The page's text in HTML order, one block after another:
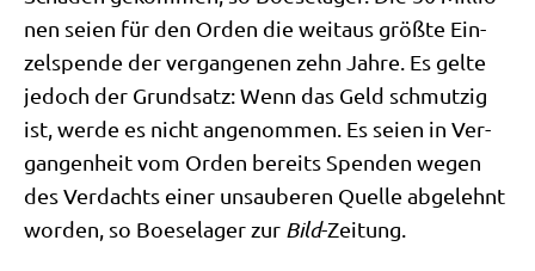
nen sei­en für den Orden die weit­aus größ­te Ein­
zel­spen­de der ver­gan­ge­nen zehn Jah­re. Es gel­te
jedoch der Grund­satz: Wenn das Geld schmut­zig
ist, wer­de es nicht ange­nom­men. Es sei­en in Ver­
gan­gen­heit vom Orden bereits Spen­den wegen
des Ver­dachts einer unsau­be­ren Quel­le abge­lehnt
wor­den, so Boe­se­la­ger zur Bild-Zei­tung.